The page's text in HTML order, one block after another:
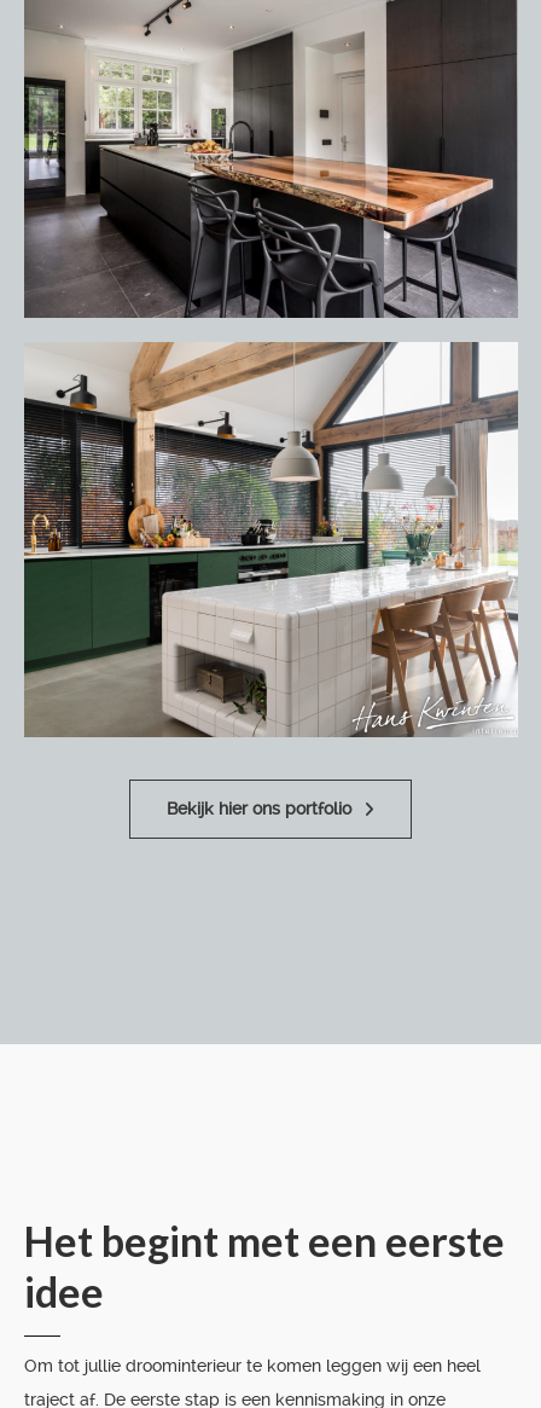
Bekijk hier ons portfolio
Het begint met een eerste
idee
Om tot jullie droominterieur te komen leggen wij een heel
traject af. De eerste stap is een kennismaking in onze